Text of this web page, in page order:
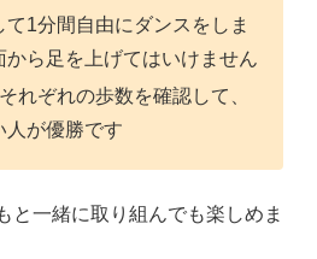
1分間自由にダンスをしま
から足を上げてはいけません
れぞれの歩数を確認して、
人が優勝です
と一緒に取り組んでも楽しめま